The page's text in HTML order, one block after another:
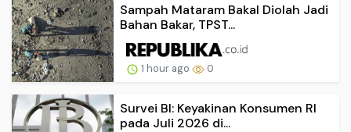
Sampah Mataram Bakal Diolah Jadi
Bahan Bakar, TPST...
1 hour ago 0
Survei BI: Keyakinan Konsumen RI
pada Juli 2026 di...